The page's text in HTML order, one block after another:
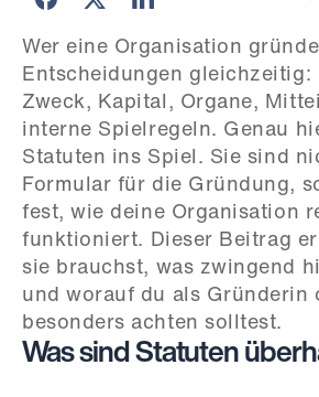
Wer eine Organisation
Entscheidungen gleichzeitig:
Zweck, Kapital, Organe,
interne Spielregeln. Genau
Statuten ins Spiel. Sie sind
Formular für die Gründung,
fest, wie deine Organisation
funktioniert. Dieser Beitrag
sie brauchst, was zwingend
und worauf du als Gründerin
besonders achten solltest.
Was sind Statuten